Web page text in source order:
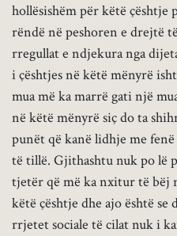
hollësishëm për këtë çështje
rëndë në peshoren e drejtë
rregullat e ndjekura nga
i çështjes në këtë mënyrë
mua më ka marrë gati një
në këtë mënyrë siç do ta
punët që kanë lidhje me
të tillë. Gjithashtu nuk po lë
tjetër që më ka nxitur të bëj
këtë çështje dhe ajo është
rrjetet sociale të cilat nuk i